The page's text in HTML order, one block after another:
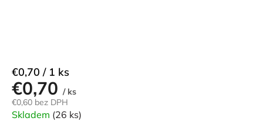
€0,70 / ks
€0,60 bez DPH
Jednotková
cena:
€0,70 / 1 ks
Skladem (26 ks)